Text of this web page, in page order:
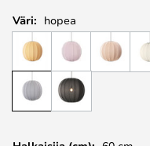
Väri: hopea